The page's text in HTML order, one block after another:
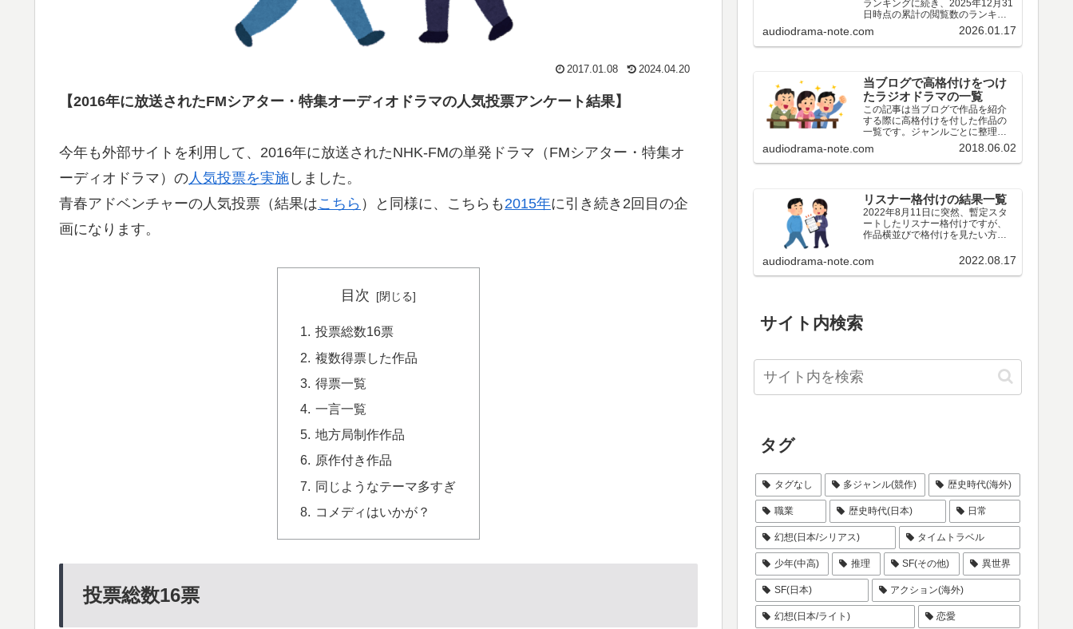
2017.01.08 2024.04.20
【2016年に放送されたFMシアター・特集オーディオドラマの人気投票アンケート結果】
今年も外部サイトを利用して、2016年に放送されたNHK-FMの単発ドラマ（FMシアター・特集オ
ーディオドラマ）の 人気投票を実施 しました。
青春アドベンチャーの人気投票（結果はこちら ）と同様に、こちらも 2015年に引き続き2回目の企
画になります。
目次
投票総数16票
複数得票した作品
得票一覧
一言一覧
地方局制作作品
原作付き作品
同じようなテーマ多すぎ
コメディはいかが？
投票総数16票
ランキングに続き、2025年12月31
日時点の累計の閲覧数のランキン
audiodrama-note.com 2026.01.17
当ブログで高格付けをつけ
たラジオドラマの一覧
この記事は当ブログで作品を紹介
する際に高格付けを付した作品の
一覧です。ジャンルごとに整理し
てみました。もとより私個人の感
想にすぎないので、皆様の評価と
違う場合も多々あろうかと思いま
です。なお、私個人の評価ではな
くリスナーの皆様の評価というこ
とであれば、歴代ベスト作品アン
ケートの投票結果、年ごとのアン
ケートの投票結果、当ブログのペ
ージビュー数の順位などをご覧く
ださい。
audiodrama-note.com 2018.06.02
リスナー格付けの結果一覧
2022年8月11日に突然、暫定スタ
ートしたリスナー格付けですが、
作品横並びで格付けを見たい方も
付け状況を集計のうえ、ここで公
表いたします。是非皆さんも参加
してみてください。ただ残念なが
audiodrama-note.com 2022.08.17
サイト内検索
タグ
タグなし 多ジャンル(競作) 歴史時代(海外)
職業 歴史時代(日本) 日常
幻想(日本/シリアス) タイムトラベル
少年(中高) 推理 SF(その他) 異世界
SF(日本) アクション(海外)
幻想(日本/ライト) 恋愛